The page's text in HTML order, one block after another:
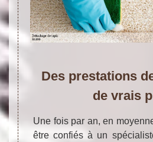
Des prestations
de vrais
Une fois par an, en
être confiés à un